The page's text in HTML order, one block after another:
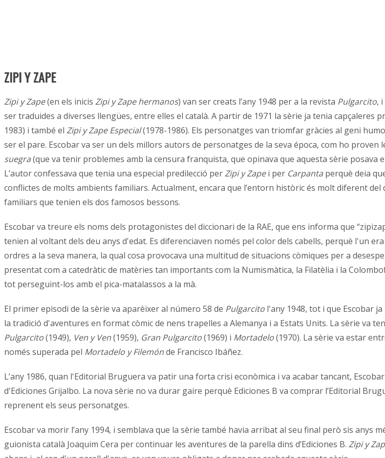
ZIPI Y ZAPE
Zipi y Zape(en els inicis Zipi y Zape hermanos) van ser creats l’any 1948 per a la revista Pulgarcito,
ser traduides a diverses llengües, entre elles el català. A partir de 1971 la sèrie ja tenia capçaleres
1983) i també el Zipi y Zape Especial(1978-1986). Els personatges van triomfar gràcies al geni
ser el pare. Escobar va ser un dels millors autors de personatges de la seva época, com ho proven
suegra(que va tenir problemes amb la censura franquista, que opinava que aquesta sèrie
L’autor confessava que tenia una especial predilecció perZipi y Zapei per Carpanta perquè deia
conflictes de molts ambients familiars. Actualment, encara que l’entorn històric és molt diferent
familiars que tenien els dos famosos bessons.
Escobar va treure els noms dels protagonistes del diccionari de la RAE, que ens informa que
tenien al voltant dels deu anys d'edat. Es diferenciaven només pel color dels cabells, perquè l'un
ordres a la seva manera, la qual cosa provocava una multitud de situacions còmiques per a
presentat com a catedràtic de matèries tan importants com la Numismàtica, la Filatèlia i la
tot perseguint-los amb el pica-matalassos a la mà.
El primer episodi de la sèrie va aparèixer al número 58 de Pulgarcito l'any 1948, tot i que Escobar
la tradició d'aventures en format còmic de nens trapelles a Alemanya i a Estats Units. La sèrie va
Pulgarcito(1949), Ven y Ven(1959), Gran Pulgarcito(1969) i Mortadelo(1970). La sèrie va estar
només superada pel Mortadelo y Filemónde Francisco Ibáñez.
L’any 1986, quan l'Editorial Bruguera va patir una forta crisi econòmica i va acabar tancant,
d'Ediciones Grijalbo. La nova sèrie no va durar gaire perquè Ediciones B va comprar l’Editorial
reprenent els seus personatges.
Escobar va morir l’any 1994, i semblava que la sèrie també havia arribat al seu final però sis anys
guionista català Joaquim Cera per continuar les aventures de la parella dins d’Ediciones B. Zipi y